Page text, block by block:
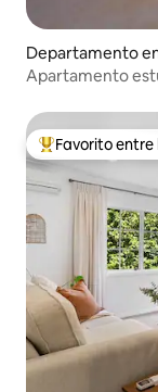
Departamento
Apartamento
Favorito entre
Favorito entre